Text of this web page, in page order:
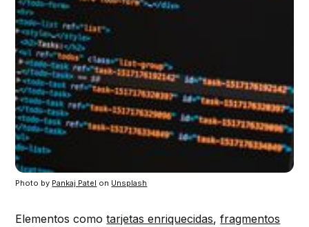
Photo by Pankaj Patel on Unsplash
Elementos comotarjetas enriquecidas,fragmentos